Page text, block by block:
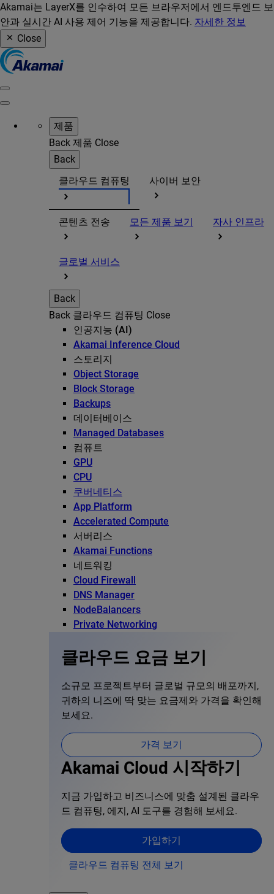
Akamai는 LayerX를 인수하여 모든 브라우저에서 엔드투엔드 보
안과 실시간 AI 사용 제어 기능을 제공합니다. 자세한 정보
Close
제품
Back 제품 Close
Back
클라우드 컴퓨팅
사이버 보안
콘텐츠 전송 모든 제품 보기 자사 인프라
글로벌 서비스
Back
Back 클라우드 컴퓨팅 Close
인공지능 (AI)
Akamai Inference Cloud
스토리지
Object Storage
Block Storage
Backups
데이터베이스
Managed Databases
컴퓨트
GPU
CPU
쿠버네티스
App Platform
Accelerated Compute
서버리스
Akamai Functions
네트워킹
Cloud Firewall
DNS Manager
NodeBalancers
Private Networking
클라우드 요금 보기
소규모 프로젝트부터 글로벌 규모의 배포까지,
귀하의 니즈에 딱 맞는 요금제와 가격을 확인해
보세요.
가격 보기
Akamai Cloud 시작하기
지금 가입하고 비즈니스에 맞춤 설계된 클라우
드 컴퓨팅, 에지, AI 도구를 경험해 보세요.
가입하기
클라우드 컴퓨팅 전체 보기